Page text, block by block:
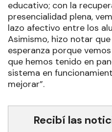
educativo; con la
presencialidad plena,
lazo afectivo entre los
Asimismo, hizo notar
esperanza porque
que hemos tenido en
sistema en
mejorar”.
Recibí las